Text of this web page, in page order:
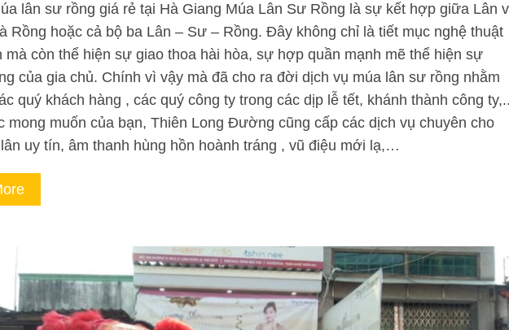
lân sư rồng giá rẻ tại Hà Giang Múa Lân Sư Rồng là sự kết hợp giữa Lân
Rồng hoặc cả bộ ba Lân – Sư – Rồng. Đây không chỉ là tiết mục nghệ thuật
mà còn thể hiện sự giao thoa hài hòa, sự hợp quần mạnh mẽ thể hiện sự
của gia chủ. Chính vì vậy mà đã cho ra đời dịch vụ múa lân sư rồng nhằm
quý khách hàng , các quý công ty trong các dịp lễ tết, khánh thành công
mong muốn của bạn, Thiên Long Đường cũng cấp các dịch vụ chuyên cho
uy tín, âm thanh hùng hồn hoành tráng , vũ điệu mới lạ,…